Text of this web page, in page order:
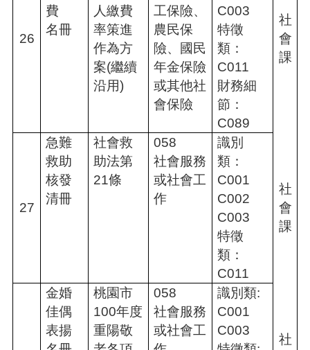
26
費
名冊
人繳費
率策進
作為方
案(繼續
沿用)
工保險、
農民保
險、國民
年金保險
或其他社
會保險
C003
特徵
類：
C011
財務細
節：
C089
社
會
課
27
急難
救助
核發
清冊
社會救
助法第
21條
058
社會服務
或社會工
作
識別
類：
C001
C002
C003
特徵
類：
C011
社
會
課
金婚
佳偶
表揚
桃園市
100年度
重陽敬
058
社會服務
或社會工
識別類:
C001
C003
社